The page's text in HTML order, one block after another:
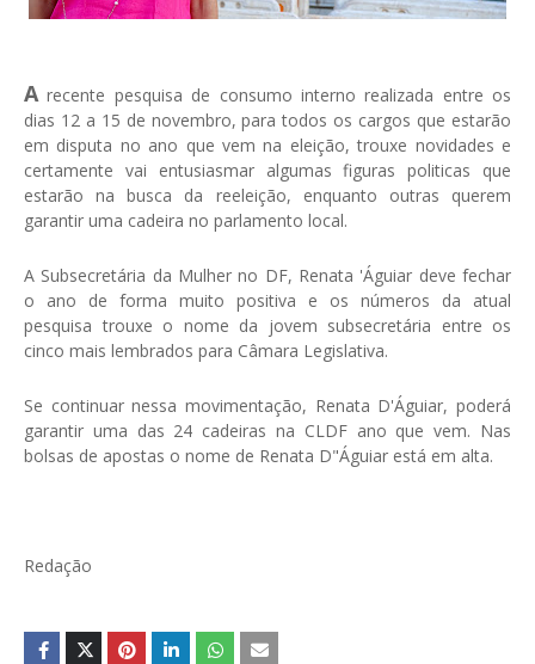
Arecente pesquisa de consumo interno realizada entre os
dias 12 a 15 de novembro, para todos os cargos que estarão
em disputa no ano que vem na eleição, trouxe novidades e
certamente vai entusiasmar algumas figuras politicas que
estarão na busca da reeleição, enquanto outras querem
garantir uma cadeira no parlamento local.
A Subsecretária da Mulher no DF, Renata 'Águiar deve fechar
o ano de forma muito positiva e os números da atual
pesquisa trouxe o nome da jovem subsecretária entre os
cinco mais lembrados para Câmara Legislativa.
Se continuar nessa movimentação, Renata D'Águiar, poderá
garantir uma das 24 cadeiras na CLDF ano que vem. Nas
bolsas de apostas o nome de Renata D"Águiar está em alta.
Redação